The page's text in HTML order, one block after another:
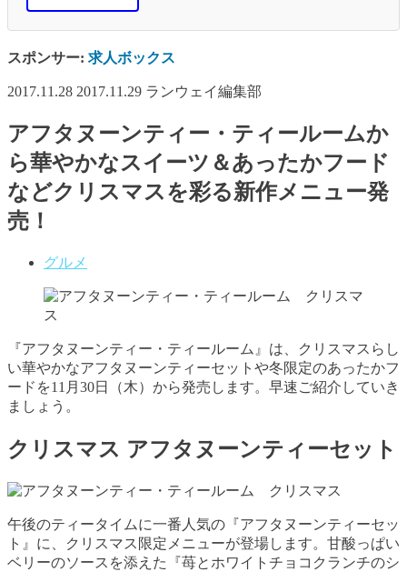
スポンサー: 求人ボックス
2017.11.28 2017.11.29 ランウェイ編集部
アフタヌーンティー・ティールームか
ら華やかなスイーツ＆あったかフード
などクリスマスを彩る新作メニュー発
売！
グルメ
『アフタヌーンティー・ティールーム』は、クリスマスらし
い華やかなアフタヌーンティーセットや冬限定のあったかフ
ードを11月30日（木）から発売します。早速ご紹介していき
ましょう。
クリスマス アフタヌーンティーセット
午後のティータイムに一番人気の『アフタヌーンティーセッ
ト』に、クリスマス限定メニューが登場します。甘酸っぱい
ベリーのソースを添えた『苺とホワイトチョコクランチのシ